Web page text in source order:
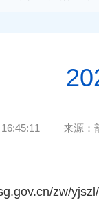
来源：
zw/